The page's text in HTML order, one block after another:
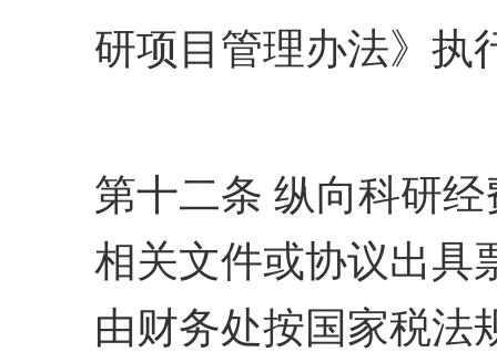
研项目管理办法》执
第十二条 纵向科研
相关文件或协议出具
由财务处按国家税法